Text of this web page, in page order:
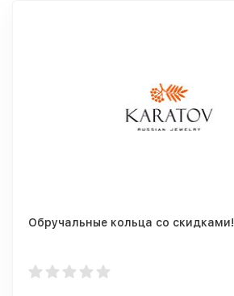
Обручальные кольца со скидками!